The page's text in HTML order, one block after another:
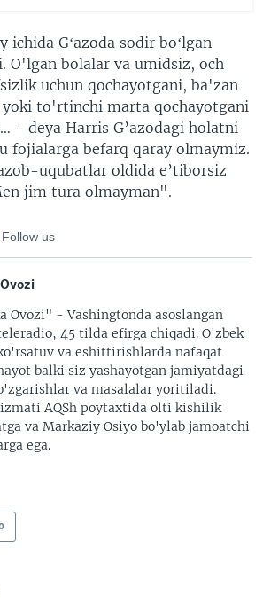
ichida Gʻazoda sodir boʻlgan
O'lgan bolalar va umidsiz, och
uchun qochayotgani, ba'zan
to'rtinchi marta qochayotgani
- deya Harris G’azodagi holatni
fojialarga befarq qaray olmaymiz.
uqubatlar oldida e’tiborsiz
jim tura olmayman".
Follow us
Ovozi" - Vashingtonda asoslangan
45 tilda efirga chiqadi. O'zbek
va eshittirishlarda nafaqat
balki siz yashayotgan jamiyatdagi
va masalalar yoritiladi.
AQSh poytaxtida olti kishilik
va Markaziy Osiyo bo'ylab jamoatchi
ega.